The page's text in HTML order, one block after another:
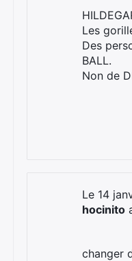
Les
Des
BALL.
Non de
Le 14
hocinito
changer